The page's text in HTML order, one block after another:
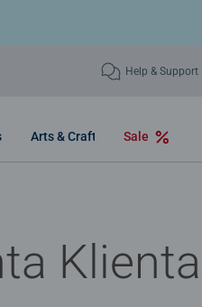
Help & Support
Arts & Craft Sale
Klienta